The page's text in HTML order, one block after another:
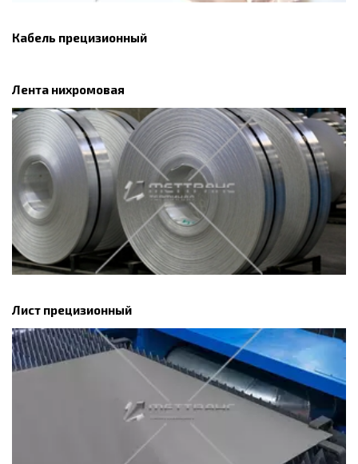
Кабель прецизионный
Лента нихромовая
Лист прецизионный